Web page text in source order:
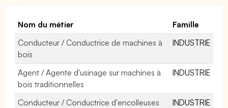
Nom du métier
Famille
Conducteur / Conductrice de machines à
bois
INDUSTRIE
Agent / Agente d'usinage sur machines à
bois traditionnelles
INDUSTRIE
Conducteur / Conductrice d'encolleuses
INDUSTRIE